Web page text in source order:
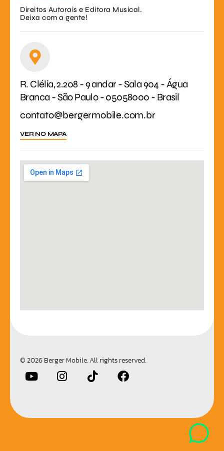
Direitos Autorais e Editora Musical.
Deixa com a gente!
R. Clélia, 2.208 - 9 andar - Sala 904 - Água
Branca - São Paulo - 05058000 - Brasil
contato@bergermobile.com.br
VER NO MAPA
© 2026 Berger Mobile. All rights reserved.